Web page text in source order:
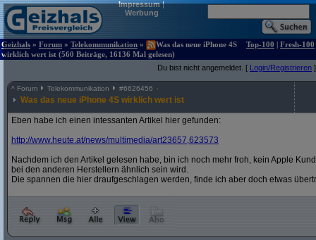
Impressum|
Werbung
Geizhals » Forum » Telekommunikation »
Was das neue iPhone 4S
wirklich wert ist (560 Beiträge, 16136 Mal gelesen)
Top-100 | Fresh-100
Du bist nicht angemeldet. [ Login/Registrieren ]
^ Forum Telekommunikation #6626456
Was das neue iPhone 4S wirklich wert ist
Eben habe ich einen intessanten Artikel hier gefunden:
http://www.heute.at/news/multimedia/art23657,623573
Nachdem ich den Artikel gelesen habe, bin ich noch mehr froh, kein Apple
bei den anderen Herstellern ähnlich sein wird.
Die spannen die hier draufgeschlagen werden, finde ich aber doch etwas